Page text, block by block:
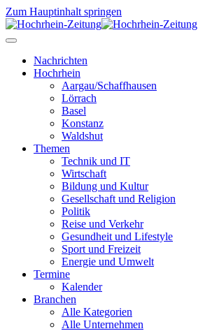
Zum Hauptinhalt springen
Nachrichten
Hochrhein
Aargau/Schaffhausen
Lörrach
Basel
Konstanz
Waldshut
Themen
Technik und IT
Wirtschaft
Bildung und Kultur
Gesellschaft und Religion
Politik
Reise und Verkehr
Gesundheit und Lifestyle
Sport und Freizeit
Energie und Umwelt
Termine
Kalender
Branchen
Alle Kategorien
Alle Unternehmen